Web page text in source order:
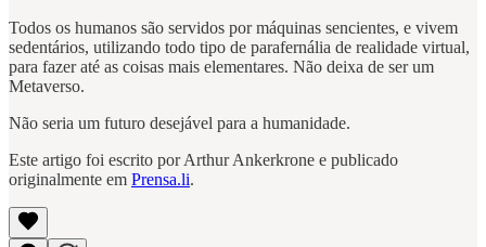
Todos os humanos são servidos por máquinas sencientes, e vivem
sedentários, utilizando todo tipo de parafernália de realidade virtual,
para fazer até as coisas mais elementares. Não deixa de ser um
Metaverso.
Não seria um futuro desejável para a humanidade.
Este artigo foi escrito por Arthur Ankerkrone e publicado
originalmente em Prensa.li.